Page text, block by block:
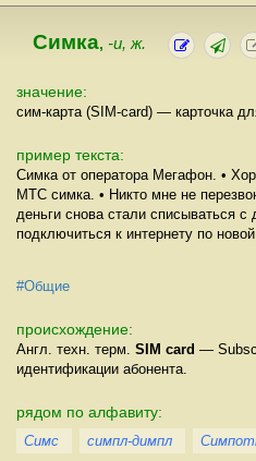
Симка, -и, ж.
значение:
сим-карта (SIM-card) — карточка
пример текста:
Симка от оператора Мегафон. •
МТС симка. • Никто мне не
деньги снова стали списываться с
подключиться к интернету по
#Общие
происхождение:
Англ. техн. терм. SIM card —
идентификации абонента.
рядом по алфавиту:
Симс симпл-димпл